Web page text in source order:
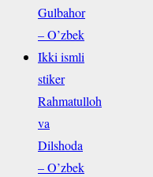
Gulbahor
– O’zbek
Ikki ismli
stiker
Rahmatulloh
va
Dilshoda
– O’zbek